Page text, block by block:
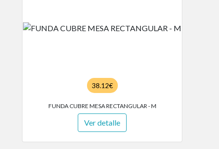
38.12€
FUNDA CUBRE MESA RECTANGULAR - M
Ver detalle